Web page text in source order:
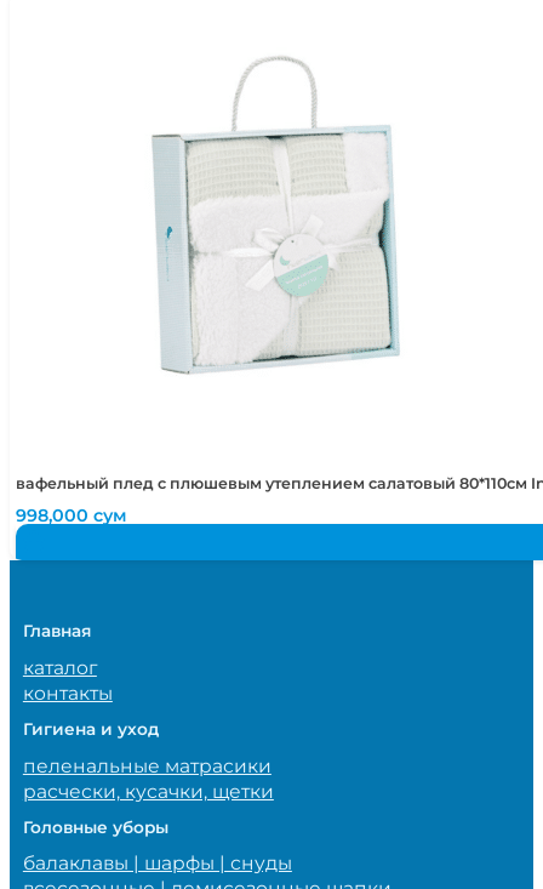
вафельный плед с плюшевым утеплением салатовый 80*110см
998,000сум
Главная
каталог
контакты
Гигиена и уход
пеленальные матрасики
расчески, кусачки, щетки
Головные уборы
балаклавы | шарфы | снуды